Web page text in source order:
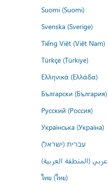
Suomi (Suomi)
Svenska (Sverige)
Tiếng Việt (Việt Nam)
Türkçe (Türkiye)
Ελληνικά (Ελλάδα)
Български (България)
Русский (Россия)
Українська (Україна)
עברית (ישראל)
عربي (المنطقة العربية)
ไทย (ไทย)